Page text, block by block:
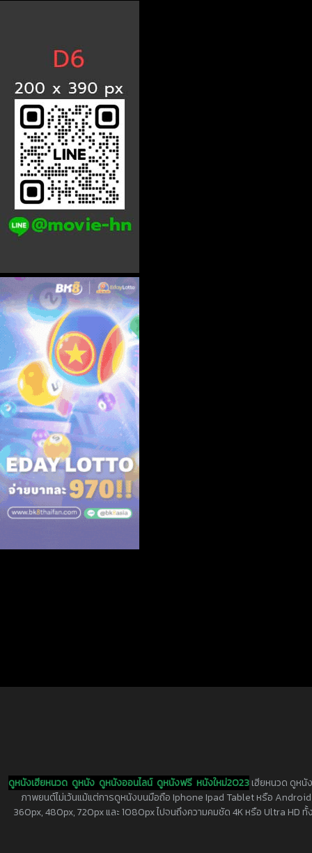
ดูหนังเฮียหนวด ดูหนัง ดูหนังออนไลน์ ดูหนังฟรี หนังใหม่2023เฮียหนวด ดูหนั
ภาพยนต์ไม่เว้นแม้แต่การดูหนังบนมือถือ Iphone Ipad Tablet หรือ
360px, 480px, 720px และ 1080px ไปจนถึงความคมชัด 4K หรือ Ultra HD